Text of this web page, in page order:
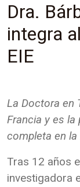
Dra.
integra
EIE
La Doctora en
Francia y es la
completa en
Tras 12 años
investigadora